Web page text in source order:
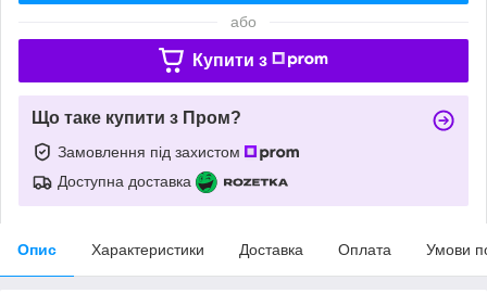
або
Купити з
Що таке купити з Пром?
Замовлення під захистом
Доступна доставка
Опис Характеристики Доставка Оплата Умови